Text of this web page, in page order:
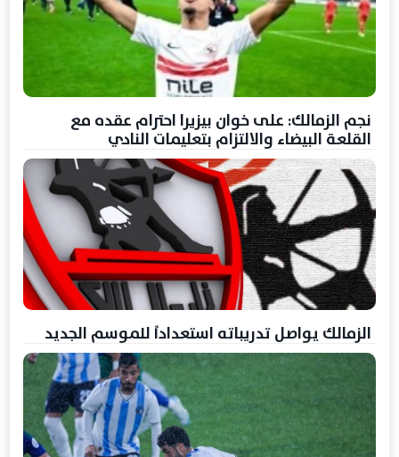
نجم الزمالك: على خوان بيزيرا احترام عقده مع
القلعة البيضاء والالتزام بتعليمات النادي
الزمالك يواصل تدريباته استعداداً للموسم الجديد